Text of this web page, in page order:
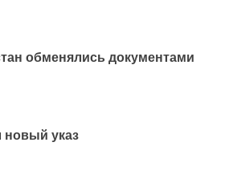
обменялись документами
новый указ